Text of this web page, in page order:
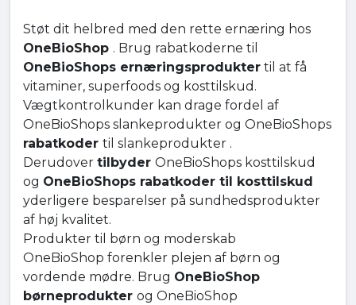
Støt dit helbred med den rette ernæring hos
OneBioShop . Brug rabatkoderne til
OneBioShops ernæringsprodukter til at få
vitaminer, superfoods og kosttilskud.
Vægtkontrolkunder kan drage fordel af
OneBioShops slankeprodukter og OneBioShops
rabatkoder til slankeprodukter .
Derudover tilbyder OneBioShops kosttilskud
og OneBioShops rabatkoder til kosttilskud
yderligere besparelser på sundhedsprodukter
af høj kvalitet.
Produkter til børn og moderskab
OneBioShop forenkler plejen af børn og
vordende mødre. Brug OneBioShop
børneprodukter og OneBioShop